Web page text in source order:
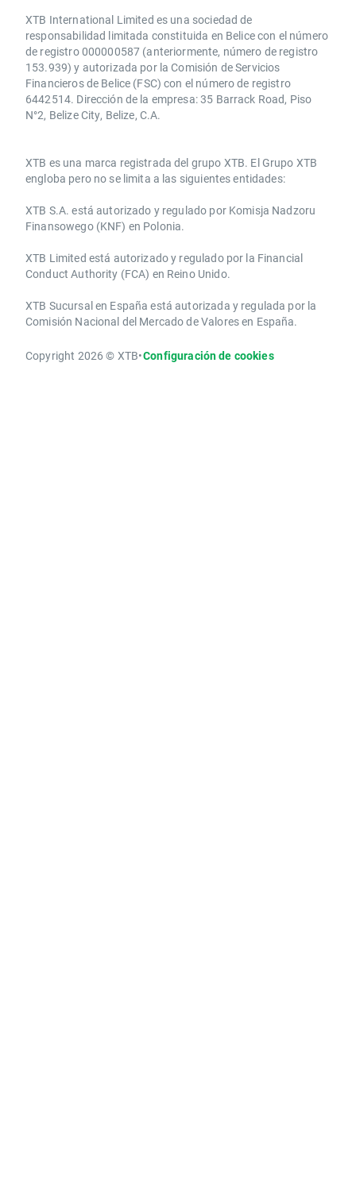
XTB International Limited es una sociedad de
responsabilidad limitada constituida en Belice con el número
de registro 000000587 (anteriormente, número de registro
153.939) y autorizada por la Comisión de Servicios
Financieros de Belice (FSC) con el número de registro
6442514. Dirección de la empresa: 35 Barrack Road, Piso
N°2, Belize City, Belize, C.A.
​​XTB es una marca registrada del grupo XTB. El Grupo XTB
engloba pero no se limita a las siguientes entidades:
XTB S.A.​ está autorizado y regulado por Komisja Nadzoru
Finansowego (KNF) ​en Polonia.
XTB Limited ​está autorizado y regulado por la ​Financial
Conduct Authority ​(FCA) en ​​Reino Unido.
XTB Sucursal en España está autorizada y regulada por la
Comisión Nacional del Mercado de Valores en España.
Copyright 2026 © XTB•Configuración de cookies